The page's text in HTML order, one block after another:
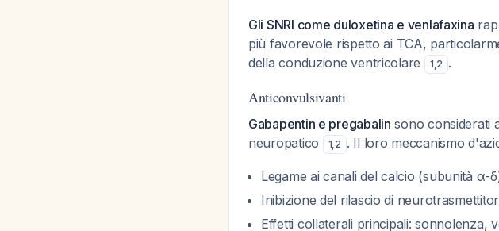
Gli SNRI come duloxetina e venlafaxina
più favorevole rispetto ai TCA,
della conduzione ventricolare
1,2 .
Anticonvulsivanti
Gabapentin e pregabalin sono considerati
neuropatico
1,2 . Il loro meccanismo
Legame ai canali del calcio (subunità α-
Inibizione del rilascio di
Effetti collaterali principali: sonnolenza,